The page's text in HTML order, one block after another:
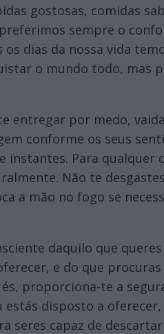
gostosas, comidas
sempre o
os dias da nossa vida
o mundo todo, mas
entregar por medo,
conforme os seus
instantes. Para
Não te
a mão no fogo se
daquilo que
e do que
proporciona-te a
estás disposto a
seres capaz de